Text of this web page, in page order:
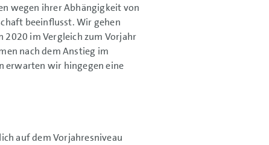
wegen ihrer Abhängigkeit von
beeinflusst. Wir gehen
2020 im Vergleich zum Vorjahr
nach dem Anstieg im
erwarten wir hingegen eine
auf dem Vorjahresniveau